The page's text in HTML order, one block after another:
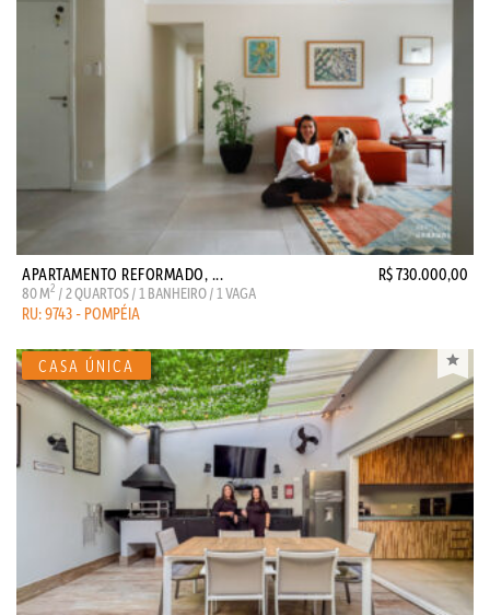
APARTAMENTO REFORMADO, ... R$ 730.000,00
80 M2 / 2 QUARTOS / 1 BANHEIRO / 1 VAGA
RU: 9743 - POMPÉIA